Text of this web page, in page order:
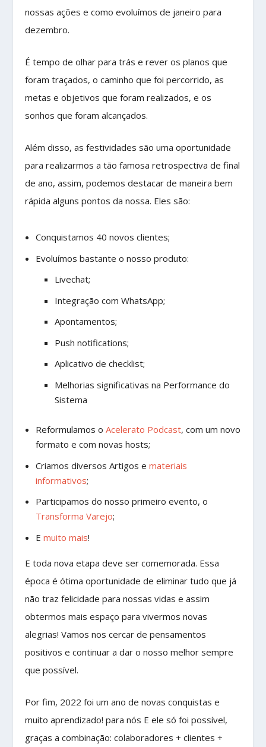
nossas ações e como evoluímos de janeiro para
dezembro.
É tempo de olhar para trás e rever os planos que
foram traçados, o caminho que foi percorrido, as
metas e objetivos que foram realizados, e os
sonhos que foram alcançados.
Além disso, as festividades são uma oportunidade
para realizarmos a tão famosa retrospectiva de final
de ano, assim, podemos destacar de maneira bem
rápida alguns pontos da nossa. Eles são:
Conquistamos 40 novos clientes;
Evoluímos bastante o nosso produto:
Livechat;
Integração com WhatsApp;
Apontamentos;
Push notifications;
Aplicativo de checklist;
Melhorias significativas na Performance do
Sistema
Reformulamos o Acelerato Podcast, com um novo
formato e com novas hosts;
Criamos diversos Artigos e materiais
informativos;
Participamos do nosso primeiro evento, o
Transforma Varejo;
E muito mais!
E toda nova etapa deve ser comemorada. Essa
época é ótima oportunidade de eliminar tudo que já
não traz felicidade para nossas vidas e assim
obtermos mais espaço para vivermos novas
alegrias! Vamos nos cercar de pensamentos
positivos e continuar a dar o nosso melhor sempre
que possível.
Por fim, 2022 foi um ano de novas conquistas e
muito aprendizado! para nós E ele só foi possível,
graças a combinação: colaboradores + clientes +